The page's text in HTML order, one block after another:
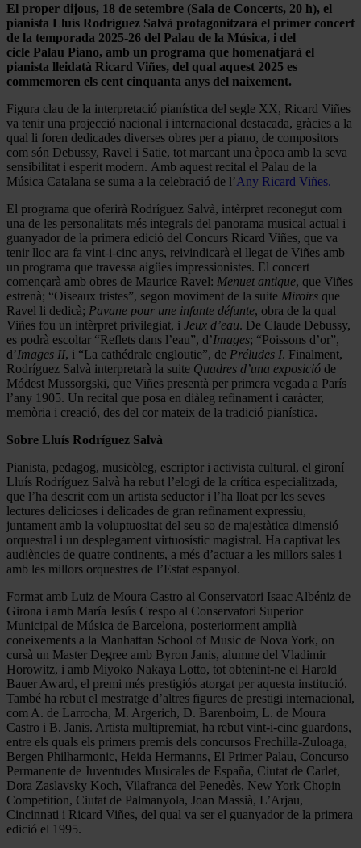
El proper dijous, 18 de setembre (Sala de Concerts, 20 h), el
pianista Lluís Rodríguez Salvà protagonitzarà el primer concert
de la temporada 2025-26 del Palau de la Música, i del
cicle Palau Piano, amb un programa que homenatjarà el
pianista lleidatà Ricard Viñes, del qual aquest 2025 es
commemoren els cent cinquanta anys del naixement.
Figura clau de la interpretació pianística del segle XX, Ricard Viñes
va tenir una projecció nacional i internacional destacada, gràcies a la
qual li foren dedicades diverses obres per a piano, de compositors
com són Debussy, Ravel i Satie, tot marcant una època amb la seva
sensibilitat i esperit modern. Amb aquest recital el Palau de la
Música Catalana se suma a la celebració de l’Any Ricard Viñes.
El programa que oferirà Rodríguez Salvà, intèrpret reconegut com
una de les personalitats més integrals del panorama musical actual i
guanyador de la primera edició del Concurs Ricard Viñes, que va
tenir lloc ara fa vint-i-cinc anys, reivindicarà el llegat de Viñes amb
un programa que travessa aigües impressionistes. El concert
començarà amb obres de Maurice Ravel: Menuet antique, que Viñes
estrenà; “Oiseaux tristes”, segon moviment de la suite Miroirs que
Ravel li dedicà; Pavane pour une infante défunte, obra de la qual
Viñes fou un intèrpret privilegiat, i Jeux d’eau. De Claude Debussy,
es podrà escoltar “Reflets dans l’eau”, d’Images; “Poissons d’or”,
d’Images II, i “La cathédrale engloutie”, de Préludes I. Finalment,
Rodríguez Salvà interpretarà la suite Quadres d’una exposició de
Módest Mussorgski, que Viñes presentà per primera vegada a París
l’any 1905. Un recital que posa en diàleg refinament i caràcter,
memòria i creació, des del cor mateix de la tradició pianística.
Sobre Lluís Rodríguez Salvà
Pianista, pedagog, musicòleg, escriptor i activista cultural, el gironí
Lluís Rodríguez Salvà ha rebut l’elogi de la crítica especialitzada,
que l’ha descrit com un artista seductor i l’ha lloat per les seves
lectures delicioses i delicades de gran refinament expressiu,
juntament amb la voluptuositat del seu so de majestàtica dimensió
orquestral i un desplegament virtuosístic magistral. Ha captivat les
audiències de quatre continents, a més d’actuar a les millors sales i
amb les millors orquestres de l’Estat espanyol.
Format amb Luiz de Moura Castro al Conservatori Isaac Albéniz de
Girona i amb María Jesús Crespo al Conservatori Superior
Municipal de Música de Barcelona, posteriorment amplià
coneixements a la Manhattan School of Music de Nova York, on
cursà un Master Degree amb Byron Janis, alumne del Vladimir
Horowitz, i amb Miyoko Nakaya Lotto, tot obtenint-ne el Harold
Bauer Award, el premi més prestigiós atorgat per aquesta institució.
També ha rebut el mestratge d’altres figures de prestigi internacional,
com A. de Larrocha, M. Argerich, D. Barenboim, L. de Moura
Castro i B. Janis. Artista multipremiat, ha rebut vint-i-cinc guardons,
entre els quals els primers premis dels concursos Frechilla-Zuloaga,
Bergen Philharmonic, Heida Hermanns, El Primer Palau, Concurso
Permanente de Juventudes Musicales de España, Ciutat de Carlet,
Dora Zaslavsky Koch, Vilafranca del Penedès, New York Chopin
Competition, Ciutat de Palmanyola, Joan Massià, L’Arjau,
Cincinnati i Ricard Viñes, del qual va ser el guanyador de la primera
edició el 1995.